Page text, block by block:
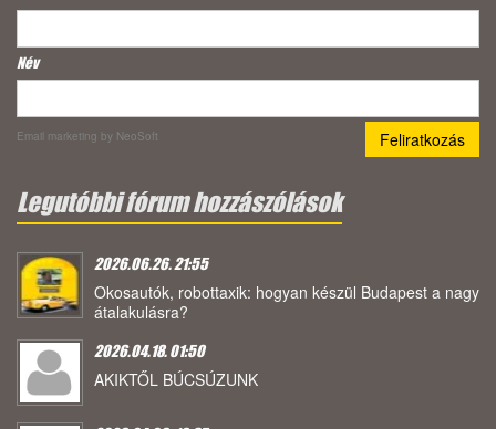
Név
Email marketing by NeoSoft
Legutóbbi fórum hozzászólások
2026.06.26. 21:55
Okosautók, robottaxik: hogyan készül Budapest a nagy
átalakulásra?
2026.04.18. 01:50
AKIKTŐL BÚCSÚZUNK